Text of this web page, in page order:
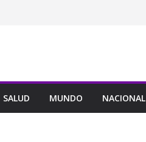
SALUD MUNDO NACIONAL